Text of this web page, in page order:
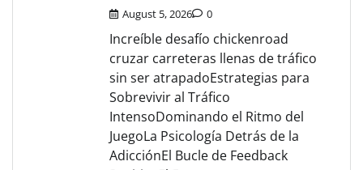
August 5, 2026 0
Increíble desafío chickenroad
cruzar carreteras llenas de tráfico
sin ser atrapadoEstrategias para
Sobrevivir al Tráfico
IntensoDominando el Ritmo del
JuegoLa Psicología Detrás de la
AdicciónEl Bucle de Feedback